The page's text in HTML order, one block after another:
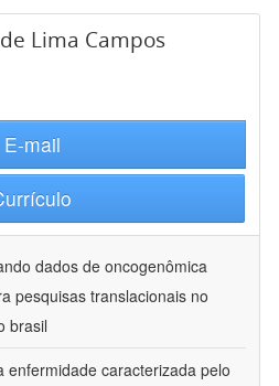
Lima Campos
E-mail
dados de oncogenômica
pesquisas translacionais no
brasil
enfermidade caracterizada pelo